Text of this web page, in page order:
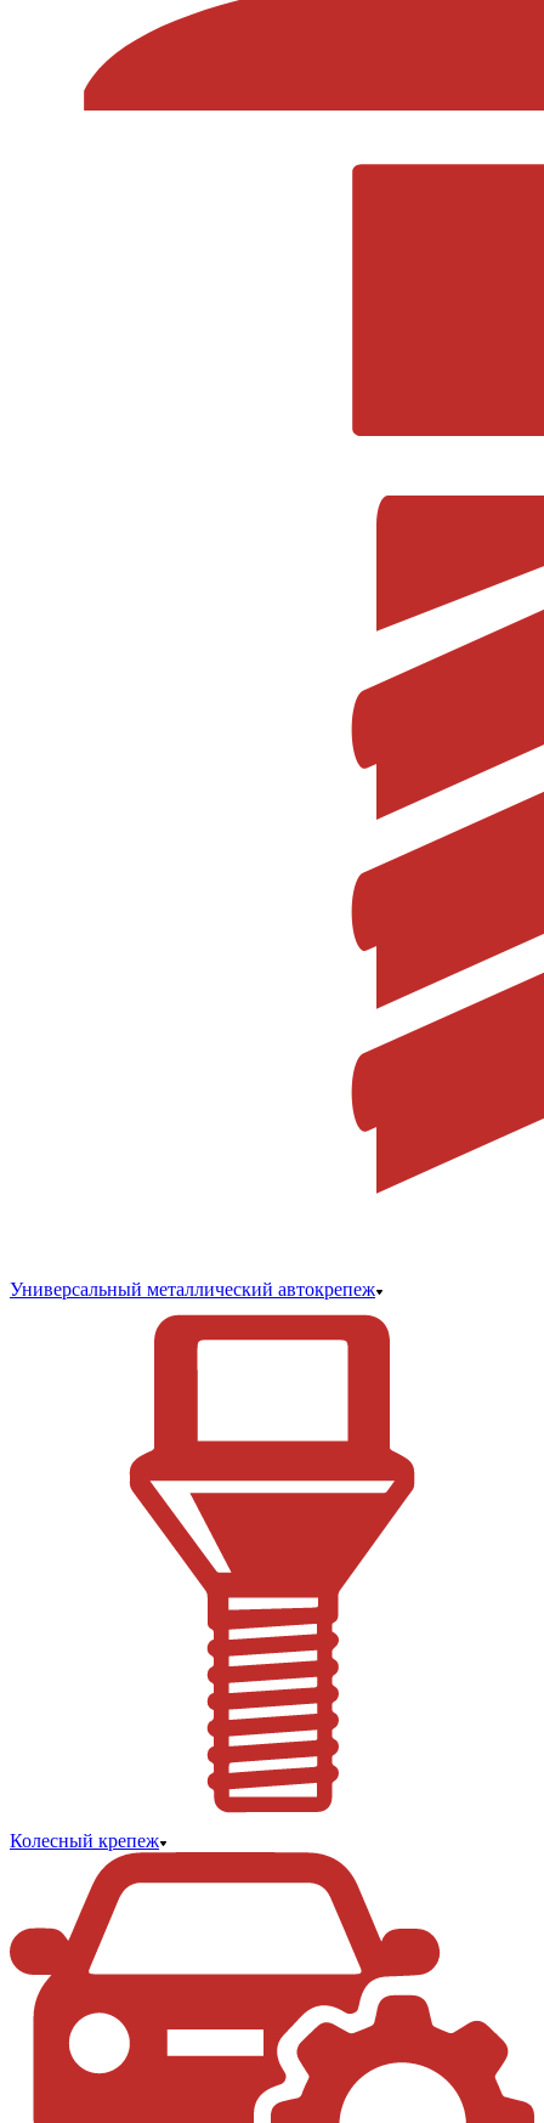
Универсальный металлический автокрепеж
Колесный крепеж